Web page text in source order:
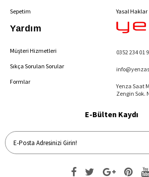
Sepetim Yasal Haklar
Yardım
Müşteri Hizmetleri
Sıkça Sorulan Sorular
Formlar
0352 234 01
Yenza Saat
Zengin Sok.
E-Bülten Kaydı